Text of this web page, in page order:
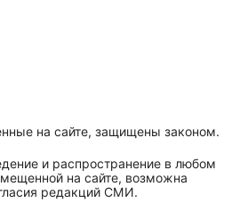
на сайте, защищены законом.
и распространение в любом
на сайте, возможна
редакций СМИ.